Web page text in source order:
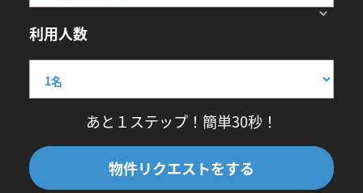
利用人数
あと１ステップ！簡単30秒！
物件リクエストをする